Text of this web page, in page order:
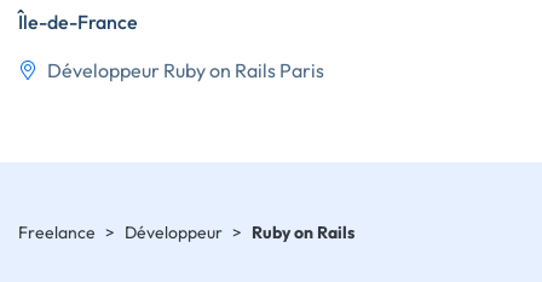
Île-de-France
Développeur Ruby on Rails Paris
Freelance > Développeur > Ruby on Rails